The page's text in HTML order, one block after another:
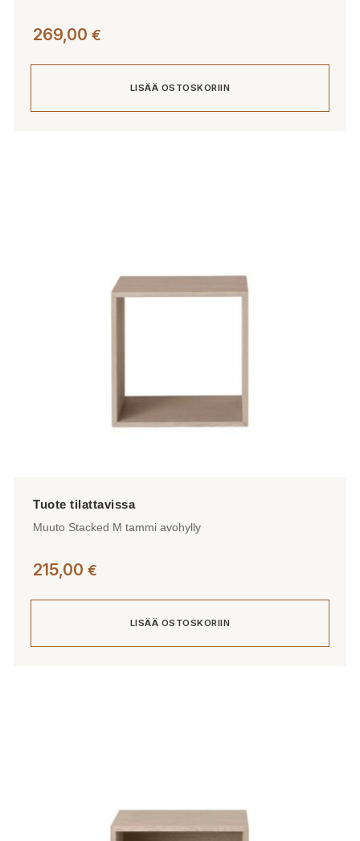
269,00 €
LISÄÄ OSTOSKORIIN
Muuto Stacked M tammi avohylly
215,00 €
LISÄÄ OSTOSKORIIN